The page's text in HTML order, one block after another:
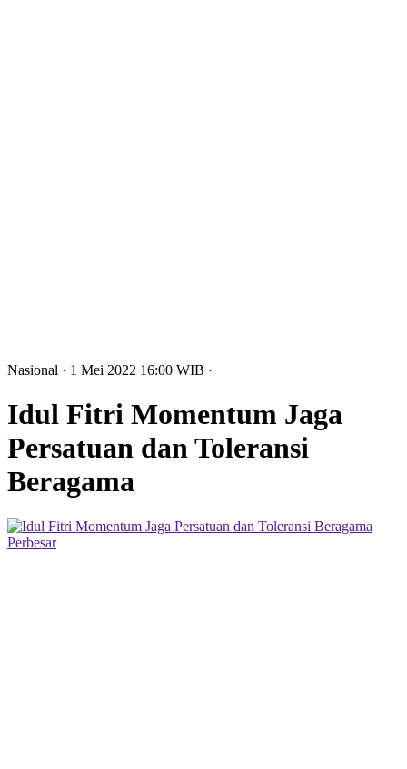
Nasional · 1 Mei 2022 16:00 WIB ·
Idul Fitri Momentum Jaga
Persatuan dan Toleransi
Beragama
Perbesar